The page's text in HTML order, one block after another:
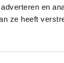
en
ze heeft